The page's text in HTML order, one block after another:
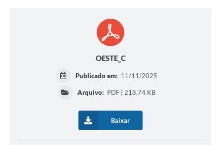
OESTE_C
Publicado em: 11/11/2025
Arquivo: PDF | 218,74 KB
Baixar